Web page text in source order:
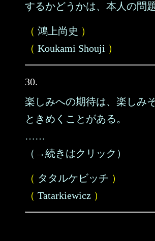
するかどうかは、本人の問題
（ 鴻上尚史 ）
（ Koukami Shouji ）
30.
楽しみへの期待は、楽しみ
ときめくことがある。
……
（→続きはクリック）
（ タタルケビッチ ）
（ Tatarkiewicz ）